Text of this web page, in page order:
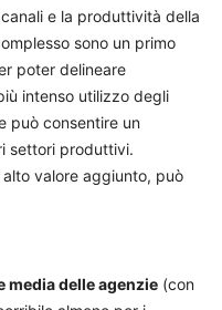
e la produttività della
sono un primo
poter delineare
intenso utilizzo degli
può consentire un
settori produttivi.
valore aggiunto, può
media delle agenzie (con